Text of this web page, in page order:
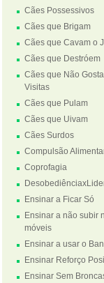
Cães Possessivos
Cães que Brigam
Cães que Cavam o
Cães que Destróem
Cães que Não
Visitas
Cães que Pulam
Cães que Uivam
Cães Surdos
Compulsão
Coprofagia
Ensinar a Ficar Só
Ensinar a não subir
móveis
Ensinar a usar o
Ensinar Reforço
Ensinar Sem